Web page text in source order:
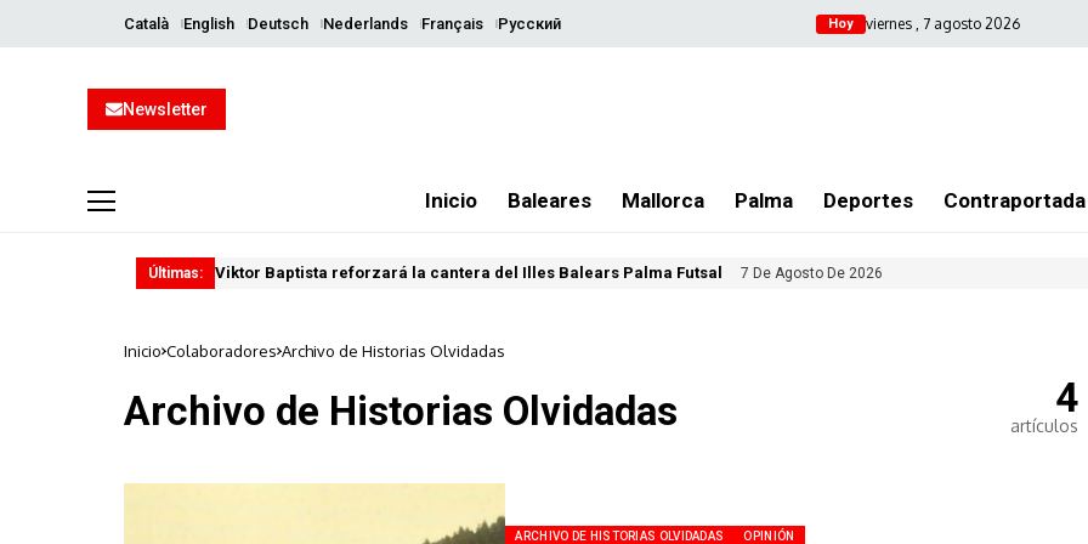
Català English Deutsch Nederlands Français Русский Hoy viernes , 7 agosto 2026
Newsletter
Inicio Baleares Mallorca Palma Deportes Contraportada
Últimas: Viktor Baptista reforzará la cantera del Illes Balears Palma Futsal 7 De Agosto De 2026
Inicio Colaboradores Archivo de Historias Olvidadas
Archivo de Historias Olvidadas 4
artículos
ARCHIVO DE HISTORIAS OLVIDADAS OPINIÓN